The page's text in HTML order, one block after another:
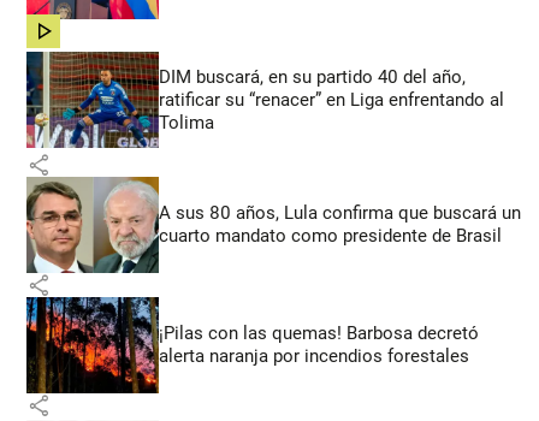
share
DIM buscará, en su partido 40 del año,
ratificar su “renacer” en Liga enfrentando al
Tolima
share
A sus 80 años, Lula confirma que buscará un
cuarto mandato como presidente de Brasil
share
¡Pilas con las quemas! Barbosa decretó
alerta naranja por incendios forestales
share